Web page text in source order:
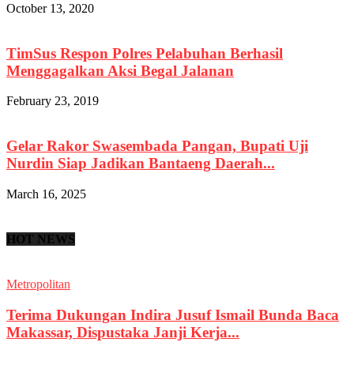
October 13, 2020
TimSus Respon Polres Pelabuhan Berhasil
Menggagalkan Aksi Begal Jalanan
February 23, 2019
Gelar Rakor Swasembada Pangan, Bupati Uji
Nurdin Siap Jadikan Bantaeng Daerah...
March 16, 2025
HOT NEWS
Metropolitan
Terima Dukungan Indira Jusuf Ismail Bunda Baca
Makassar, Dispustaka Janji Kerja...